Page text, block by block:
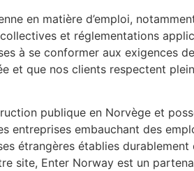
en matière d’emploi,
et réglementations
à se conformer aux exigences
et que nos clients respectent
publique en Norvège et
entreprises embauchant des
étrangères établies
site, Enter Norway est un